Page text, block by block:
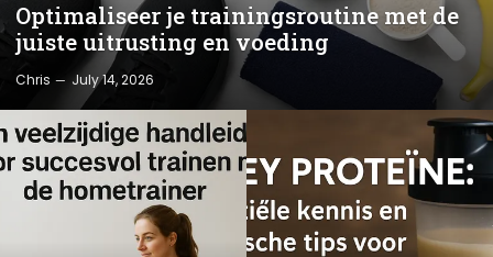
Optimaliseer je trainingsroutine met de
juiste uitrusting en voeding
Chris July 14, 2026